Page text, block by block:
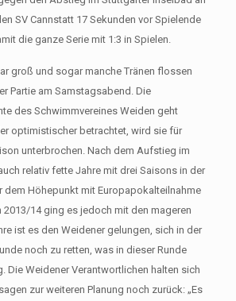
SV Cannstatt 17 Sekunden vor Spielende
die ganze Serie mit 1:3 in Spielen.
groß und sogar manche Tränen flossen
Partie am Samstagsabend. Die
des Schwimmvereines Weiden geht
optimistischer betrachtet, wird sie für
unterbrochen. Nach dem Aufstieg im
relativ fette Jahre mit drei Saisons in der
dem Höhepunkt mit Europapokalteilnahme
2013/14 ging es jedoch mit den mageren
ist es den Weidener gelungen, sich in der
noch zu retten, was in dieser Runde
Die Weidener Verantwortlichen halten sich
zur weiteren Planung noch zurück: „Es